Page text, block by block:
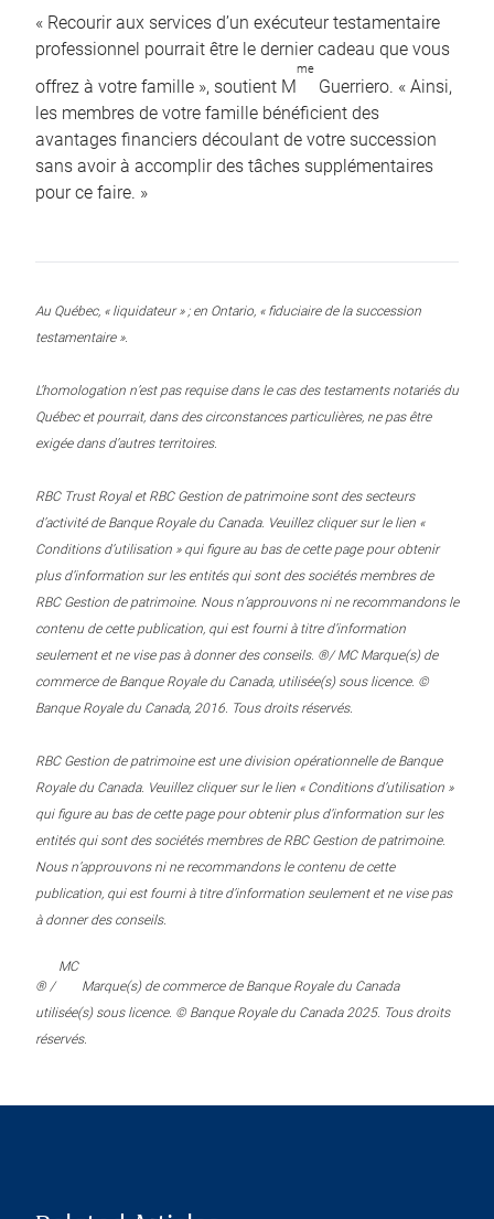
« Recourir aux services d’un exécuteur testamentaire
professionnel pourrait être le dernier cadeau que vous
offrez à votre famille », soutient M
me
Guerriero. « Ainsi,
les membres de votre famille bénéficient des
avantages financiers découlant de votre succession
sans avoir à accomplir des tâches supplémentaires
pour ce faire. »
Au Québec, « liquidateur » ; en Ontario, « fiduciaire de la succession
testamentaire ».
L’homologation n’est pas requise dans le cas des testaments notariés du
Québec et pourrait, dans des circonstances particulières, ne pas être
exigée dans d’autres territoires.
RBC Trust Royal et RBC Gestion de patrimoine sont des secteurs
d’activité de Banque Royale du Canada. Veuillez cliquer sur le lien «
Conditions d’utilisation » qui figure au bas de cette page pour obtenir
plus d’information sur les entités qui sont des sociétés membres de
RBC Gestion de patrimoine. Nous n’approuvons ni ne recommandons le
contenu de cette publication, qui est fourni à titre d’information
seulement et ne vise pas à donner des conseils. ®/ MC Marque(s) de
commerce de Banque Royale du Canada, utilisée(s) sous licence. ©
Banque Royale du Canada, 2016. Tous droits réservés.
RBC Gestion de patrimoine est une division opérationnelle de Banque
Royale du Canada. Veuillez cliquer sur le lien « Conditions d’utilisation »
qui figure au bas de cette page pour obtenir plus d’information sur les
entités qui sont des sociétés membres de RBC Gestion de patrimoine.
Nous n’approuvons ni ne recommandons le contenu de cette
publication, qui est fourni à titre d’information seulement et ne vise pas
à donner des conseils.
® /
MC
Marque(s) de commerce de Banque Royale du Canada
utilisée(s) sous licence. © Banque Royale du Canada 2025. Tous droits
réservés.